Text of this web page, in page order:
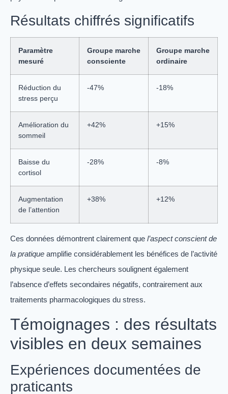
Résultats chiffrés significatifs
Paramètre
mesuré
Groupe marche
consciente
Groupe marche
ordinaire
Réduction du
stress perçu
-47% -18%
Amélioration du
sommeil
+42% +15%
Baisse du
cortisol
-28% -8%
Augmentation
de l’attention
+38% +12%
Ces données démontrent clairement que l’aspect conscient de
la pratique amplifie considérablement les bénéfices de l’activité
physique seule. Les chercheurs soulignent également
l’absence d’effets secondaires négatifs, contrairement aux
traitements pharmacologiques du stress.
Témoignages : des résultats
visibles en deux semaines
Expériences documentées de
praticants